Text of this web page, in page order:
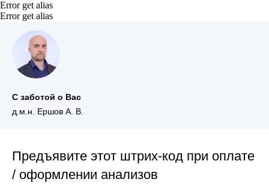
Error get alias
Error get alias
С заботой о Вас
д.м.н. Ершов А. В.
Предъявите этот штрих-код при оплате
/ оформлении анализов